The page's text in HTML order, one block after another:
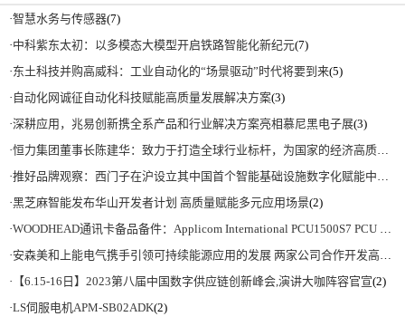
·智慧水务与传感器(7)
·中科紫东太初：以多模态大模型开启铁路智能化新纪元(7)
·东土科技并购高威科：工业自动化的“场景驱动”时代将要到来(5)
· 自动化网诚征自动化科技赋能高质量发展解决方案(3)
·深耕应用，兆易创新携全系产品和行业解决方案亮相慕尼黑电子展(3)
·恒力集团董事长陈建华：致力于打造全球行业标杆，为国家的经济高质量发展贡献更大力量|上海电气集团党委书记、董事长吴磊来访
·推好品牌观察：西门子在沪设立其中国首个智能基础设施数字化赋能中心
·黑芝麻智能发布华山开发者计划 高质量赋能多元应用场景(2)
·WOODHEAD通讯卡备品备件：Applicom International PCU1500S7 PCU 1500 S7 V4.5.0
·安森美和上能电气携手引领可持续能源应用的发展 两家公司合作开发高性能储能和太阳能组串式逆变器方案 以实现可持续的未来
· 【6.15-16日】2023第八届中国数字供应链创新峰会,演讲大咖阵容官宣(2)
·LS伺服电机APM-SB02ADK(2)